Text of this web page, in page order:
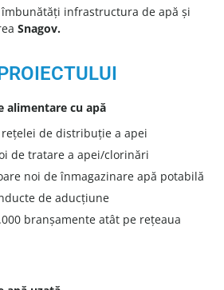
îmbunătăți infrastructura de apă și
Snagov.
alimentare cu apă
de distribuție a apei
de tratare a apei/clorinări
noi de înmagazinare apă potabilă
de aducțiune
branșamente atât pe rețeaua